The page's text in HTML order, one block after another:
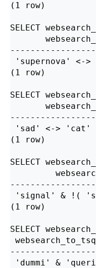
(1 row)
SELECT
'supernova' <-
(1 row)
SELECT
'sad' <->
(1 row)
SELECT
'signal' & !(
(1 row)
SELECT
'dummi' &